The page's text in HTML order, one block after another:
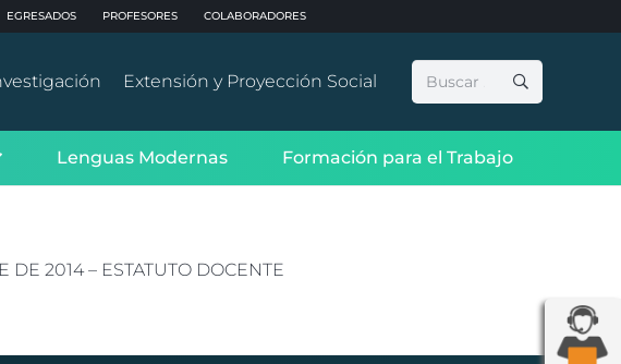
EGRESADOS PROFESORES COLABORADORES
Extensión y Proyección Social Buscar:
Lenguas Modernas Formación para el Trabajo
2014 – ESTATUTO DOCENTE